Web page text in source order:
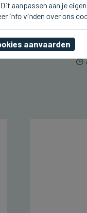
en
de
aanpassen aan je
info vinden over ons
aanvaarden